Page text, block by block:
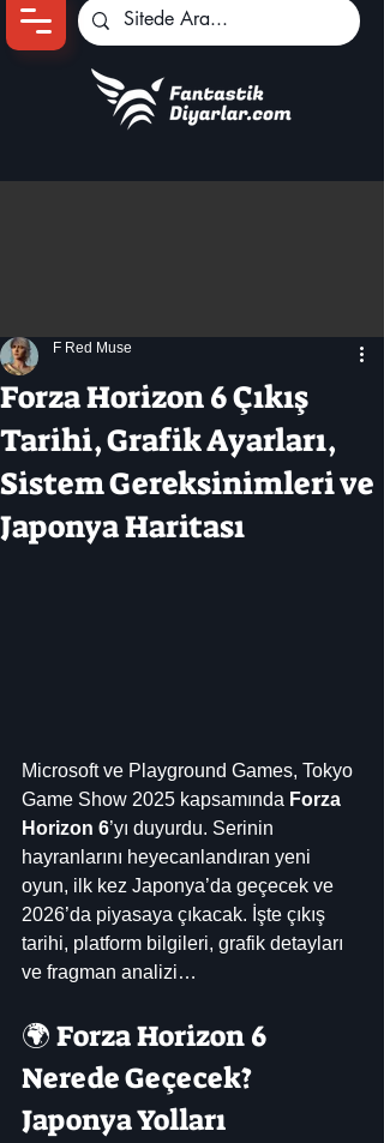
Black Desert
Dizi-Film Haberleri
Forza Horizon 6 Çıkış
Tarihi, Grafik Ayarları,
Sistem Gereksinimleri ve
Japonya Haritası
F Red Muse
Microsoft ve Playground Games, Tokyo
Game Show 2025 kapsamında Forza
Horizon 6’yı duyurdu. Serinin
hayranlarını heyecanlandıran yeni
oyun, ilk kez Japonya’da geçecek ve
2026’da piyasaya çıkacak. İşte çıkış
tarihi, platform bilgileri, grafik detayları
ve fragman analizi…
🌍 Forza Horizon 6
Nerede Geçecek?
Japonya Yolları